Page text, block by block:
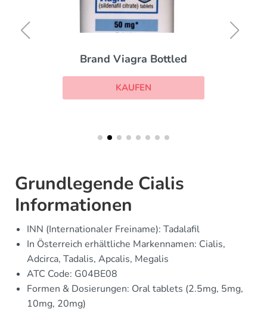
Brand Viagra Bottled
KAUFEN
Grundlegende Cialis
Informationen
INN (Internationaler Freiname): Tadalafil
In Österreich erhältliche Markennamen: Cialis,
Adcirca, Tadalis, Apcalis, Megalis
ATC Code: G04BE08
Formen & Dosierungen: Oral tablets (2.5mg, 5mg,
10mg, 20mg)